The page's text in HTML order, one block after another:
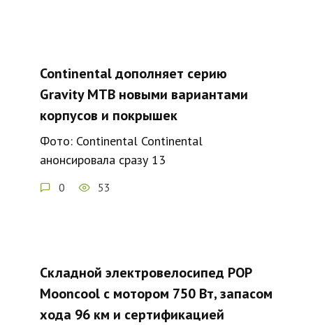
Continental дополняет серию
Gravity MTB новыми вариантами
корпусов и покрышек
Фото: Continental Continental
анонсировала сразу 13
0 53
Складной электровелосипед POP
Mooncool с мотором 750 Вт, запасом
хода 96 км и сертификацией